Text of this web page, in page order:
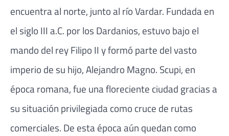
encuentra al norte, junto al río Vardar. Fundada en
el siglo III a.C. por los Dardanios, estuvo bajo el
mando del rey Filipo II y formó parte del vasto
imperio de su hijo, Alejandro Magno. Scupi, en
época romana, fue una floreciente ciudad gracias a
su situación privilegiada como cruce de rutas
comerciales. De esta época aún quedan como